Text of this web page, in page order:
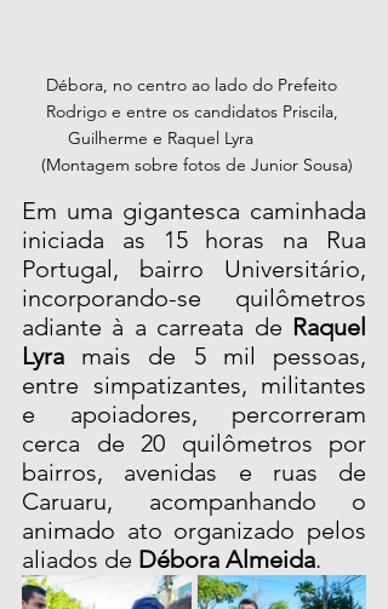
Débora, no centro ao lado do Prefeito
Rodrigo e entre os candidatos Priscila,
Guilherme e Raquel Lyra
(Montagem sobre fotos de Junior Sousa)
Em uma gigantesca caminhada
iniciada as 15 horas na Rua
Portugal, bairro Universitário,
incorporando-se quilômetros
adiante à a carreata de Raquel
Lyra mais de 5 mil pessoas,
entre simpatizantes, militantes
e apoiadores, percorreram
cerca de 20 quilômetros por
bairros, avenidas e ruas de
Caruaru, acompanhando o
animado ato organizado pelos
aliados de Débora Almeida.